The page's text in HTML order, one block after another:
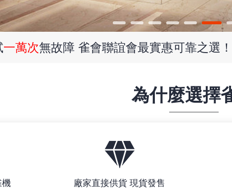
一萬次無故障 雀會聯誼會最實惠可靠之選！
為什麼選擇
機
廠家直接供貨 現貨發售